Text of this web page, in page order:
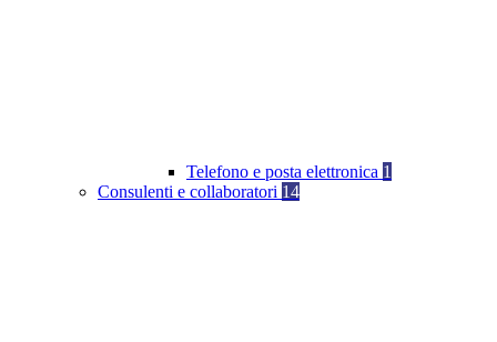
Telefono e posta elettronica 1
Consulenti e collaboratori 14